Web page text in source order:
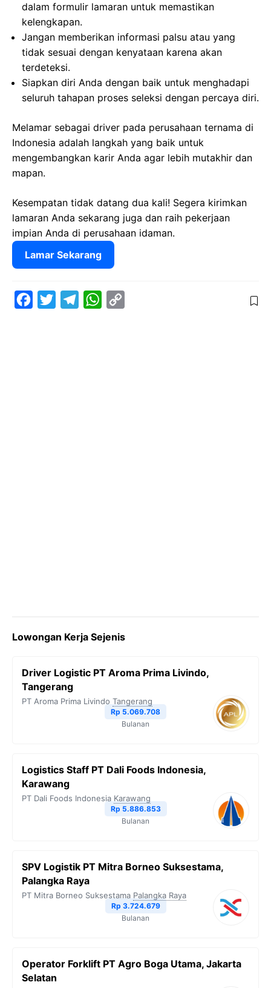
dalam formulir lamaran untuk memastikan
kelengkapan.
Jangan memberikan informasi palsu atau yang
tidak sesuai dengan kenyataan karena akan
terdeteksi.
Siapkan diri Anda dengan baik untuk menghadapi
seluruh tahapan proses seleksi dengan percaya diri.
Melamar sebagai driver pada perusahaan ternama di
Indonesia adalah langkah yang baik untuk
mengembangkan karir Anda agar lebih mutakhir dan
mapan.
Kesempatan tidak datang dua kali! Segera kirimkan
lamaran Anda sekarang juga dan raih pekerjaan
impian Anda di perusahaan idaman.
Lamar Sekarang
W
Lowongan Kerja Sejenis
Driver Logistic PT Aroma Prima Livindo,
Tangerang
PT Aroma Prima Livindo Tangerang
Rp 5.069.708
Bulanan
Logistics Staff PT Dali Foods Indonesia,
Karawang
PT Dali Foods Indonesia Karawang
Rp 5.886.853
Bulanan
SPV Logistik PT Mitra Borneo Suksestama,
Palangka Raya
PT Mitra Borneo Suksestama Palangka Raya
Rp 3.724.679
Bulanan
Operator Forklift PT Agro Boga Utama, Jakarta
Selatan